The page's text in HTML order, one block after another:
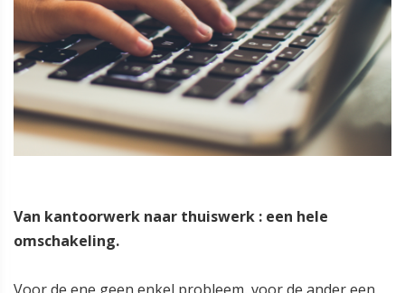
Van kantoorwerk naar thuiswerk : een hele
omschakeling.